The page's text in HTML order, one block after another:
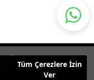
Tüm Çerezlere İzin
Ver